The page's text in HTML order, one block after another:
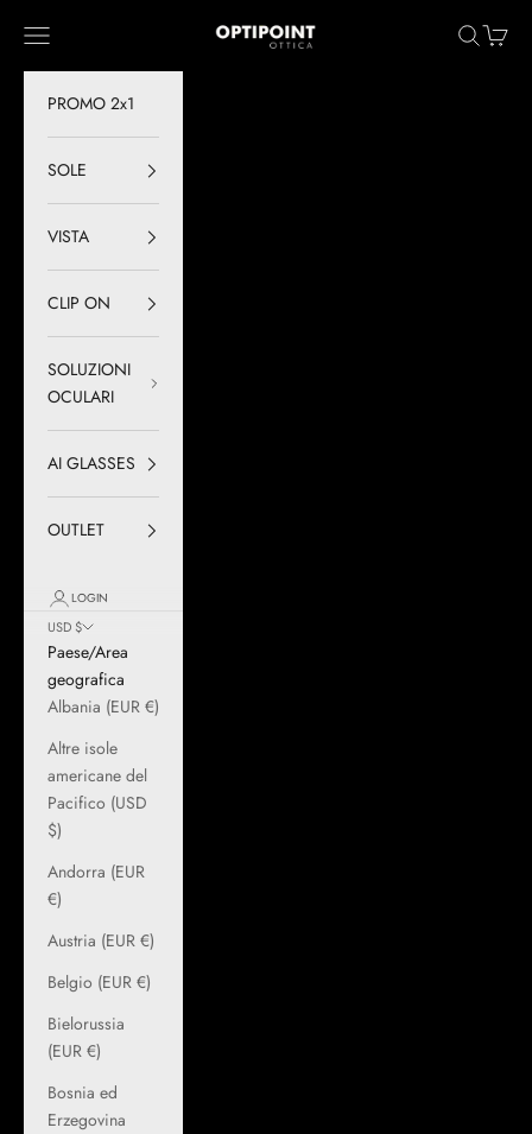
Optipoint - Lux S.r.l.
Menù Cerca
PROMO 2x1
SOLE
VISTA
CLIP ON
SOLUZIONI
OCULARI
AI GLASSES
OUTLET
LOGIN
USD $
Paese/Area
geografica
Albania (EUR €)
Altre isole
americane del
Pacifico (USD
$)
Andorra (EUR
€)
Austria (EUR €)
Belgio (EUR €)
Bielorussia
(EUR €)
Bosnia ed
Erzegovina